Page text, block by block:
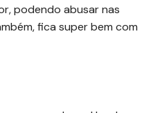
podendo abusar nas
fica super bem com